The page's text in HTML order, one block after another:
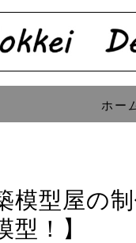
ホー
模型屋の
型！】